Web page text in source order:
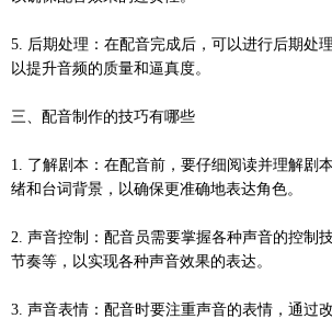
5. 后期处理：在配音完成后，可以进行后期处
以提升音频的质量和逼真度。
三、配音制作的技巧有哪些
1. 了解剧本：在配音前，要仔细阅读并理解剧
绪和台词背景，以确保更准确地表达角色。
2. 声音控制：配音员需要掌握各种声音的控制
节奏等，以实现各种声音效果的表达。
3. 声音表情：配音时要注重声音的表情，通过